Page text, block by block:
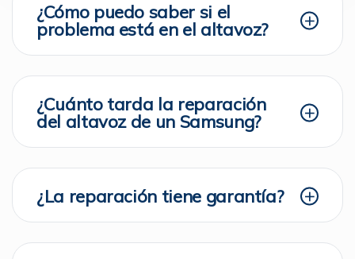
¿Cómo puedo saber si el
problema está en el altavoz?
¿Cuánto tarda la reparación
del altavoz de un Samsung?
¿La reparación tiene garantía?